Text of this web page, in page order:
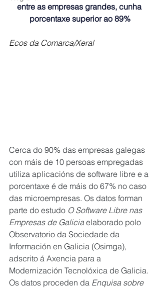
entre as empresas grandes, cunha
porcentaxe superior ao 89%
Ecos da Comarca/Xeral
Cerca do 90% das empresas galegas
con máis de 10 persoas empregadas
utiliza aplicacións de software libre e a
porcentaxe é de máis do 67% no caso
das microempresas. Os datos forman
parte do estudo O Software Libre nas
Empresas de Galicia elaborado polo
Observatorio da Sociedade da
Información en Galicia (Osimga),
adscrito á Axencia para a
Modernización Tecnolóxica de Galicia.
Os datos proceden da Enquisa sobre